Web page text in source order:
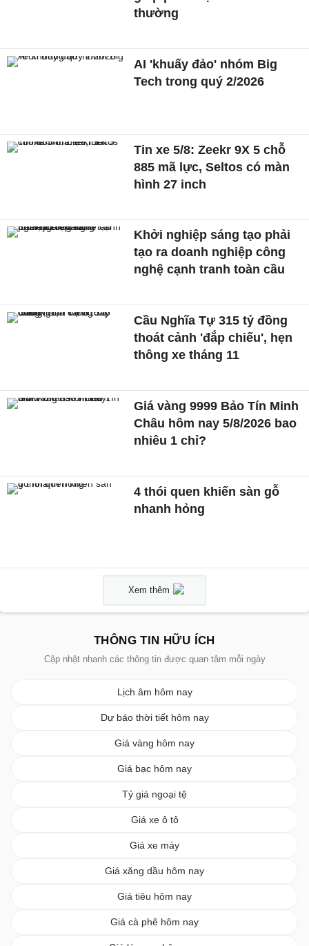
thường
AI 'khuấy đảo' nhóm Big
Tech trong quý 2/2026
Tin xe 5/8: Zeekr 9X 5 chỗ
885 mã lực, Seltos có màn
hình 27 inch
Khởi nghiệp sáng tạo phải
tạo ra doanh nghiệp công
nghệ cạnh tranh toàn cầu
Cầu Nghĩa Tự 315 tỷ đồng
thoát cảnh 'đắp chiếu', hẹn
thông xe tháng 11
Giá vàng 9999 Bảo Tín Minh
Châu hôm nay 5/8/2026 bao
nhiêu 1 chỉ?
4 thói quen khiến sàn gỗ
nhanh hỏng
Xem thêm
THÔNG TIN HỮU ÍCH
Cập nhật nhanh các thông tin được quan tâm mỗi ngày
Lịch âm hôm nay
Dự báo thời tiết hôm nay
Giá vàng hôm nay
Giá bạc hôm nay
Tỷ giá ngoại tệ
Giá xe ô tô
Giá xe máy
Giá xăng dầu hôm nay
Giá tiêu hôm nay
Giá cà phê hôm nay